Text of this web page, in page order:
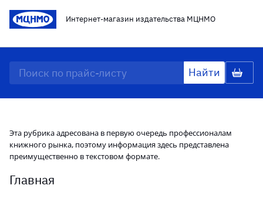
Интернет-магазин издательства МЦНМО
Эта рубрика адресована в первую очередь профессионалам
книжного рынка, поэтому информация здесь представлена
преимущественно в текстовом формате.
Главная